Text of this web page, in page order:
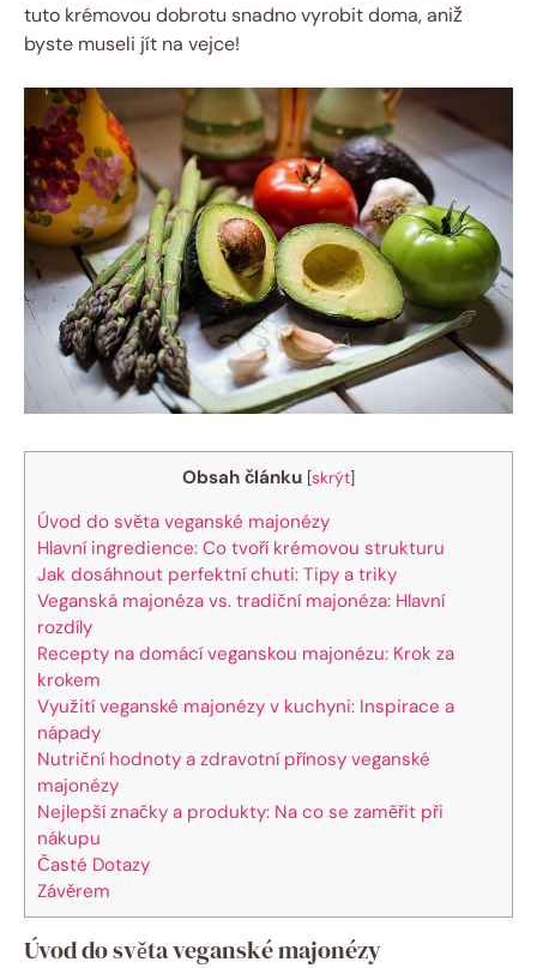
tuto krémovou dobrotu snadno vyrobit doma, aniž
byste museli jít na vejce!
Obsah článku [skrýt]
Úvod do světa veganské majonézy
Hlavní ingredience: Co tvoří krémovou strukturu
Jak dosáhnout perfektní chuti: Tipy a triky
Veganská majonéza vs. tradiční majonéza: Hlavní
rozdíly
Recepty na domácí veganskou majonézu: Krok za
krokem
Využití veganské majonézy v kuchyni: Inspirace a
nápady
Nutriční hodnoty a zdravotní přínosy veganské
majonézy
Nejlepší značky a produkty: Na co se zaměřit při
nákupu
Časté Dotazy
Závěrem
Úvod do světa veganské majonézy